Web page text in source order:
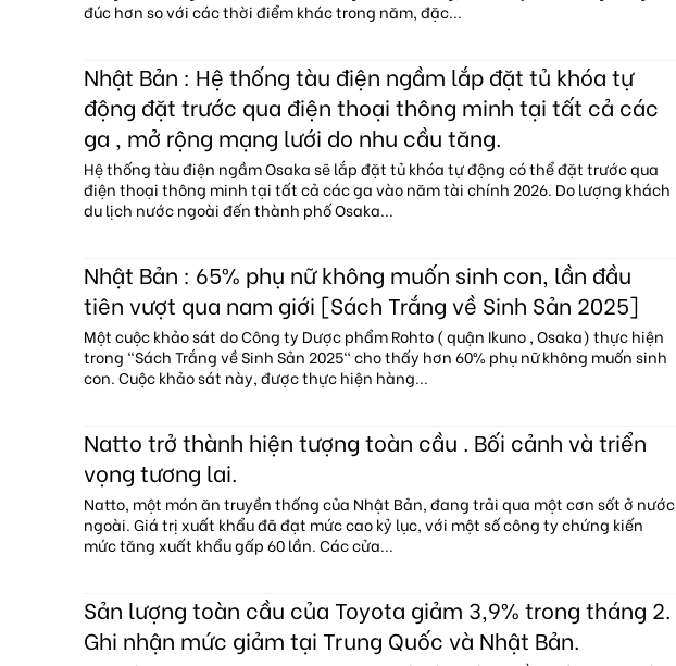
đúc hơn so với các thời điểm khác trong năm, đặc...
Nhật Bản : Hệ thống tàu điện ngầm lắp đặt tủ khóa tự
động đặt trước qua điện thoại thông minh tại tất cả các
ga , mở rộng mạng lưới do nhu cầu tăng.
Hệ thống tàu điện ngầm Osaka sẽ lắp đặt tủ khóa tự động có thể đặt trước qua
điện thoại thông minh tại tất cả các ga vào năm tài chính 2026. Do lượng khách
du lịch nước ngoài đến thành phố Osaka...
Nhật Bản : 65% phụ nữ không muốn sinh con, lần đầu
tiên vượt qua nam giới [Sách Trắng về Sinh Sản 2025]
Một cuộc khảo sát do Công ty Dược phẩm Rohto ( quận Ikuno , Osaka) thực hiện
trong "Sách Trắng về Sinh Sản 2025" cho thấy hơn 60% phụ nữ không muốn sinh
con. Cuộc khảo sát này, được thực hiện hàng...
Natto trở thành hiện tượng toàn cầu . Bối cảnh và triển
vọng tương lai.
Natto, một món ăn truyền thống của Nhật Bản, đang trải qua một cơn sốt ở nước
ngoài. Giá trị xuất khẩu đã đạt mức cao kỷ lục, với một số công ty chứng kiến
mức tăng xuất khẩu gấp 60 lần. Các cửa...
Sản lượng toàn cầu của Toyota giảm 3,9% trong tháng 2.
Ghi nhận mức giảm tại Trung Quốc và Nhật Bản.